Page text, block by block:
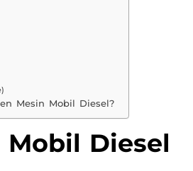
Mesin Mobil Diesel?
Diesel